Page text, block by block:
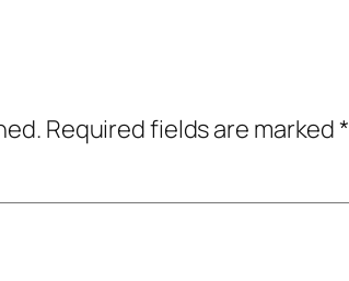
Required fields are marked*